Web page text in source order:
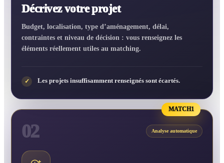
Décrivez votre projet
Budget, localisation, type d’aménagement, délai,
contraintes et niveau de décision : vous renseignez les
éléments réellement utiles au matching.
✓ Les projets insuffisamment renseignés sont écartés.
MATCH1
02 Analyse automatique